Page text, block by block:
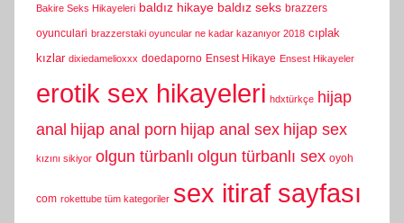
Bakire Seks Hikayeleri baldız hikaye baldız seks brazzers
oyunculari brazzerstaki oyuncular ne kadar kazanıyor 2018 cıplak
kızlar dixiedamelioxxx doedaporno Ensest Hikaye Ensest Hikayeler
erotik sex hikayeleri hdxtürkçe hijap
anal hijap anal porn hijap anal sex hijap sex
kızını sikiyor olgun türbanlı olgun türbanlı sex oyoh
com rokettube tüm kategoriler sex itiraf sayfası